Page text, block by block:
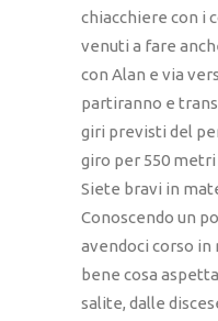
chiacchiere con i
venuti a fare
con Alan e via
partiranno e
giri previsti del
giro per 550
Siete bravi in
Conoscendo un
avendoci corso in
bene cosa
salite, dalle